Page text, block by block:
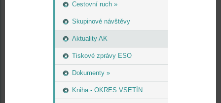
Cestovní ruch »
Skupinové návštěvy
Aktuality AK
Tiskové zprávy ESO
Dokumenty »
Kniha - OKRES VSETÍN